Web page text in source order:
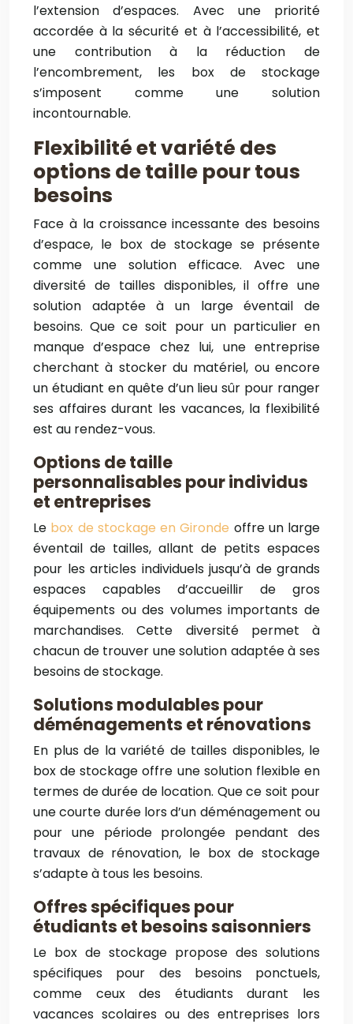
l’extension d’espaces. Avec une priorité
accordée à la sécurité et à l’accessibilité, et
une contribution à la réduction de
l’encombrement, les box de stockage
s’imposent comme une solution
incontournable.
Flexibilité et variété des
options de taille pour tous
besoins
Face à la croissance incessante des besoins
d’espace, le box de stockage se présente
comme une solution efficace. Avec une
diversité de tailles disponibles, il offre une
solution adaptée à un large éventail de
besoins. Que ce soit pour un particulier en
manque d’espace chez lui, une entreprise
cherchant à stocker du matériel, ou encore
un étudiant en quête d’un lieu sûr pour ranger
ses affaires durant les vacances, la flexibilité
est au rendez-vous.
Options de taille
personnalisables pour individus
et entreprises
Le box de stockage en Gironde offre un large
éventail de tailles, allant de petits espaces
pour les articles individuels jusqu’à de grands
espaces capables d’accueillir de gros
équipements ou des volumes importants de
marchandises. Cette diversité permet à
chacun de trouver une solution adaptée à ses
besoins de stockage.
Solutions modulables pour
déménagements et rénovations
En plus de la variété de tailles disponibles, le
box de stockage offre une solution flexible en
termes de durée de location. Que ce soit pour
une courte durée lors d’un déménagement ou
pour une période prolongée pendant des
travaux de rénovation, le box de stockage
s’adapte à tous les besoins.
Offres spécifiques pour
étudiants et besoins saisonniers
Le box de stockage propose des solutions
spécifiques pour des besoins ponctuels,
comme ceux des étudiants durant les
vacances scolaires ou des entreprises lors